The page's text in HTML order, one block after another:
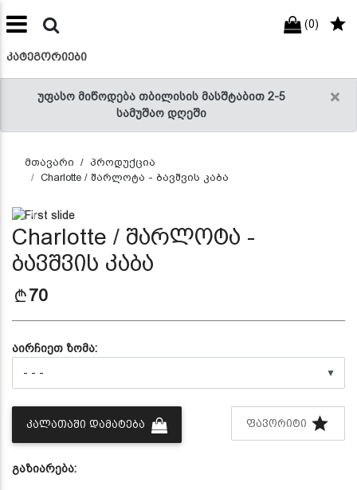
×
უფასო მიწოდება თბილისის მასშტაბით 2-5
სამუშაო დღეში
(0)
ᲙᲐᲢᲔᲒᲝᲠᲘᲔᲑᲘ
მთავარი
პროდუქცია
Charlotte / შარლოტა - ბავშვის კაბა
Previous
Charlotte / შარლოტა -
ბავშვის კაბა
70
აირჩიეთ ზომა:
▼
ᲙᲐᲚᲐᲗᲐᲨᲘ ᲓᲐᲛᲐᲢᲔᲑᲐ ᲤᲐᲕᲝᲠᲘᲢᲘ
გაზიარება: